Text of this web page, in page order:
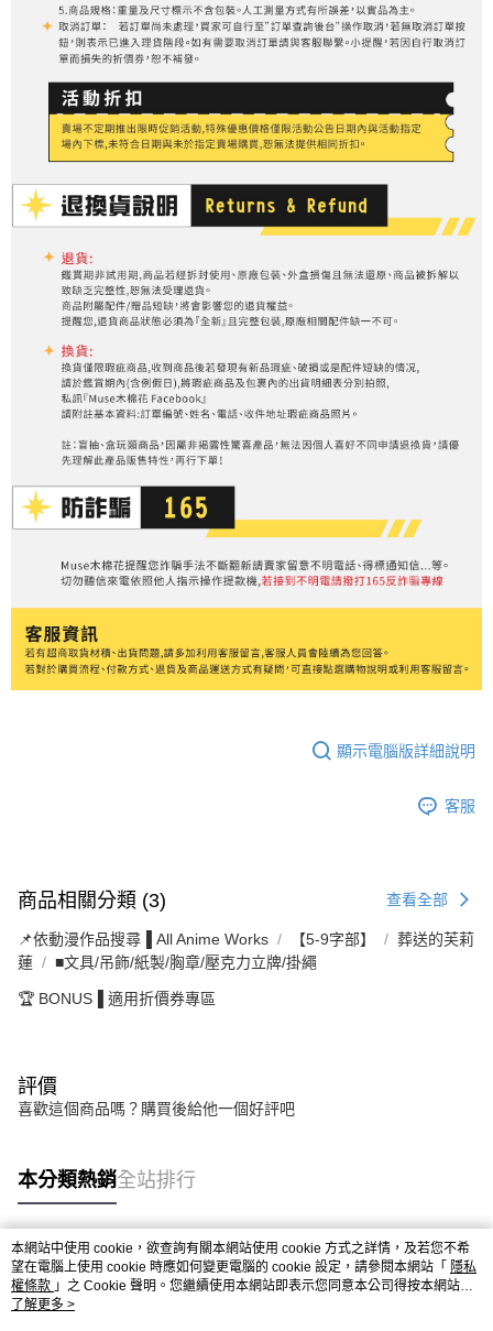
顯示電腦版詳細說明
客服
商品相關分類 (3) 查看全部
📌依動漫作品搜尋▐ All Anime Works 【5-9字部】
葬送的芙莉
蓮
■文具/吊飾/紙製/胸章/壓克力立牌/掛繩
🏆 BONUS▐ 適用折價券專區
評價
喜歡這個商品嗎？購買後給他一個好評吧
本分類熱銷全站排行
熱門標籤
本網站中使用 cookie，欲查詢有關本網站使用 cookie 方式之詳情，及若您不希
望在電腦上使用 cookie 時應如何變更電腦的 cookie 設定，請參閱本網站「 隱私
權條款 」之 Cookie 聲明。您繼續使用本網站即表示您同意本公司得按本網站使
用條款之 Cookie 聲明使用 cookie。
了解更多 >